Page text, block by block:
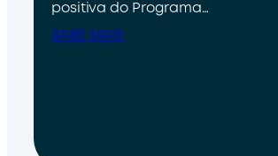
positiva do Programa…
SABE MAIS